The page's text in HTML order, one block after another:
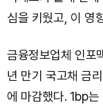
심을 키웠고, 이 영
금융정보업체 인포
년 만기 국고채 금
에 마감했다. 1bp